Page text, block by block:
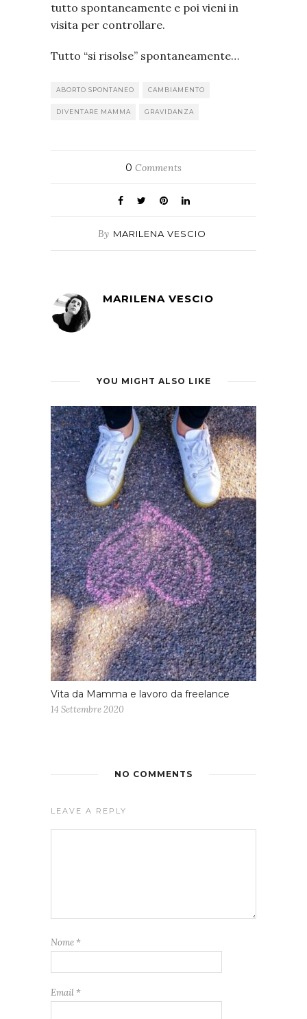
tutto spontaneamente e poi vieni in
visita per controllare.
Tutto “si risolse” spontaneamente…
ABORTO SPONTANEO CAMBIAMENTO
DIVENTARE MAMMA GRAVIDANZA
0 Comments
By MARILENA VESCIO
MARILENA VESCIO
YOU MIGHT ALSO LIKE
Vita da Mamma e lavoro da freelance
14 Settembre 2020
NO COMMENTS
LEAVE A REPLY
Nome *
Email *